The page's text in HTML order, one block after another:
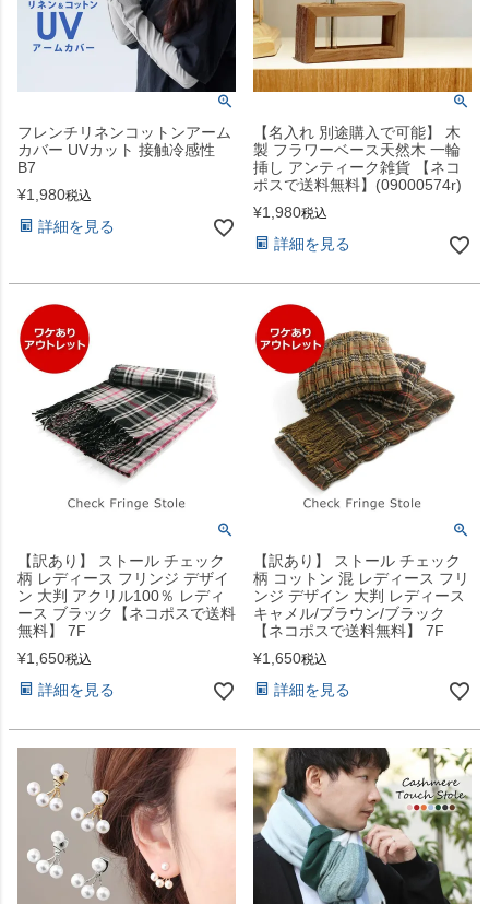
フレンチリネンコットンアーム
カバー UVカット 接触冷感性
B7
¥1,980税込
詳細を見る
【名入れ 別途購入で可能】 木
製 フラワーベース天然木 一輪
挿し アンティーク雑貨 【ネコ
ポスで送料無料】(09000574r)
¥1,980税込
詳細を見る
【訳あり】 ストール チェック
柄 レディース フリンジ デザイ
ン 大判 アクリル100％ レディ
ース ブラック【ネコポスで送料
無料】 7F
¥1,650税込
詳細を見る
【訳あり】 ストール チェック
柄 コットン 混 レディース フリ
ンジ デザイン 大判 レディース
キャメル/ブラウン/ブラック
【ネコポスで送料無料】 7F
¥1,650税込
詳細を見る